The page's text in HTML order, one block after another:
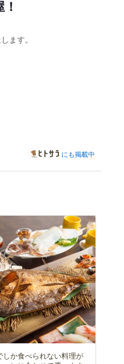
ます。
にも掲載中
しか食べられない料理が